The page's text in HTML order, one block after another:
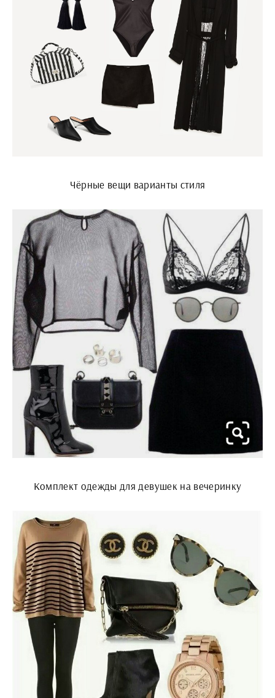
Чёрные вещи варианты стиля
Комплект одежды для девушек на вечеринку